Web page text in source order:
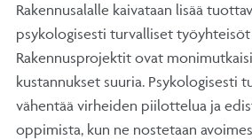
Rakennusalalle kaivataan lisää
psykologisesti turvalliset työyhteisöt
Rakennusprojektit ovat
kustannukset suuria. Psykologisesti
vähentää virheiden piilottelua ja
oppimista, kun ne nostetaan